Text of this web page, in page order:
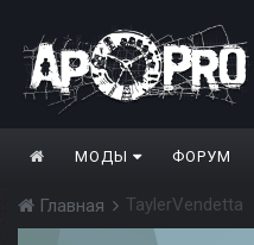
МОДЫ ФОРУМ
Главная TaylerVendetta